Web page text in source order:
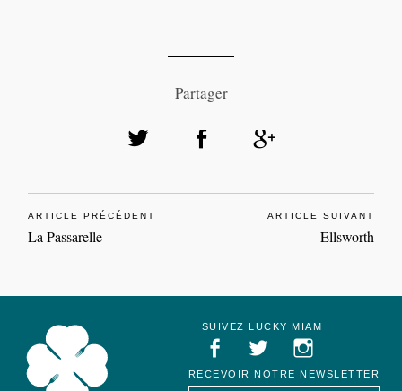
Partager
ARTICLE PRÉCÉDENT
La Passarelle
ARTICLE SUIVANT
Ellsworth
SUIVEZ LUCKY MIAM
RECEVOIR NOTRE NEWSLETTER